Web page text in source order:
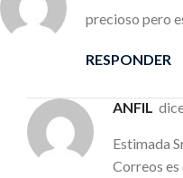
precioso pero
RESPONDER
ANFIL
Estimada
Correos es